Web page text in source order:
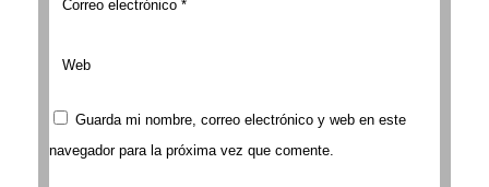
Guarda mi nombre, correo electrónico y web en este
navegador para la próxima vez que comente.